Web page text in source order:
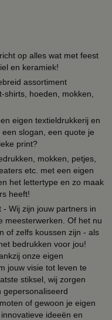
op alles wat met feest
en keramiek!
assortiment
hoeden, mokken,
eigen textieldrukkerij en
slogan, een quote je
print?
mokken, petjes,
etc. met een eigen
het lettertype en zo maak
heeft!
Wij zijn jouw partners in
meesterwerken. Of het nu
of zelfs koussen zijn - als
bedrukken voor jou!
onze eigen
jouw visie tot leven te
stiksel, wij zorgen
gepersonaliseerd
of gewoon je eigen
ideeën en